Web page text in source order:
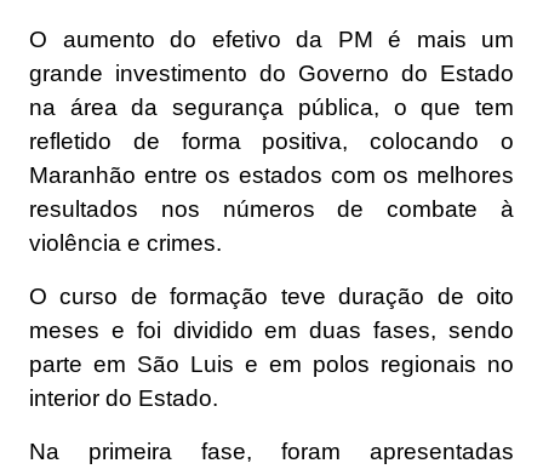
O aumento do efetivo da PM é mais um
grande investimento do Governo do Estado
na área da segurança pública, o que tem
refletido de forma positiva, colocando o
Maranhão entre os estados com os melhores
resultados nos números de combate à
violência e crimes.
O curso de formação teve duração de oito
meses e foi dividido em duas fases, sendo
parte em São Luis e em polos regionais no
interior do Estado.
Na primeira fase, foram apresentadas